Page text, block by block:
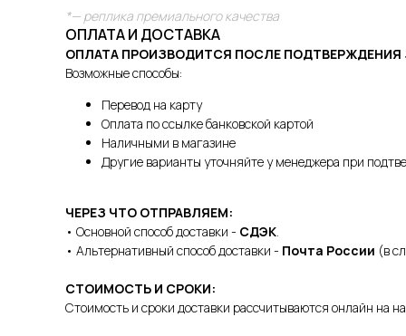
*— реплика премиального качества
ОПЛАТА И ДОСТАВКА
ОПЛАТА ПРОИЗВОДИТСЯ ПОСЛЕ ПОДТВЕРЖДЕНИЯ
Возможные способы:
Перевод на карту
Оплата по ссылке банковской картой
Наличными в магазине
Другие варианты уточняйте у менеджера при
ЧЕРЕЗ ЧТО ОТПРАВЛЯЕМ:
• Основной способ доставки - СДЭК.
• Альтернативный способ доставки - Почта России (в
СТОИМОСТЬ И СРОКИ:
Стоимость и сроки доставки рассчитываются онлайн на